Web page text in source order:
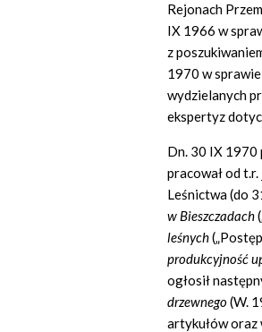
Rejonach
IX 1966 w
z
1970 w
wydzielanych
ekspertyz
Dn. 30 IX 1970
pracował od
Leśnictwa (do
w Bieszczadach
leśnych
produkcyjność
ogłosił
drzewnego(W.
artykułów oraz